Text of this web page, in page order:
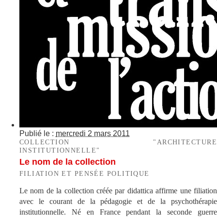
Publié le : mercredi 2 mars 2011
COLLECTION "ARCHITECTURE
INSTITUTIONNELLE"
Le nom de la collection
FILIATION ET PENSÉE POLITIQUE
Le nom de la collection créée par didattica affirme une filiation
avec le courant de la pédagogie et de la psychothérapie
institutionnelle. Né en France pendant la seconde guerre